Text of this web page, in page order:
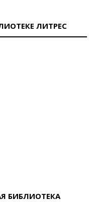
ЛИТРЕС
БИБЛИОТЕКА